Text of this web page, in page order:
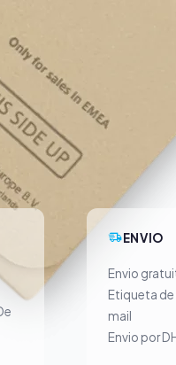
ENVIO
Envio
Etiqueta
mail
Envio por